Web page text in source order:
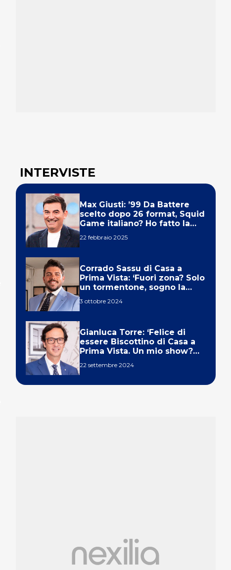
INTERVISTE
Max Giusti: ’99 Da Battere
scelto dopo 26 format, Squid
Game italiano? Ho fatto la
22 febbraio 2025
Corrado Sassu di Casa a
Prima Vista: ‘Fuori zona? Solo
un tormentone, sogno la
3 ottobre 2024
Gianluca Torre: ‘Felice di
essere Biscottino di Casa a
Prima Vista. Un mio show?
22 settembre 2024